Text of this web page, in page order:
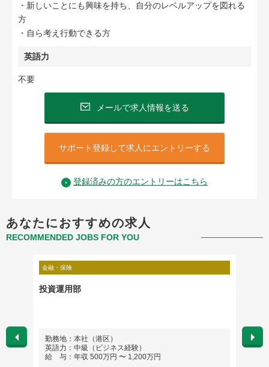
・新しいことにも興味を持ち、自分のレベルアップを図れる
方
・自ら考え行動できる方
英語力
不要
メールで求人情報を送る
サポート登録して求人にエントリーする
登録済みの方のエントリーはこちら
あなたにおすすめの求人
RECOMMENDED JOBS FOR YOU
金融・保険
投資運用部
勤務地：本社（港区）
英語力：中級（ビジネス経験）
給 与：年収 500万円 〜 1,200万円
勤務
英語